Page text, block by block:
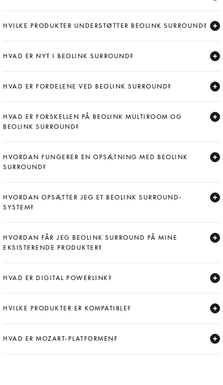
HVILKE PRODUKTER UNDERSTØTTER BEOLINK SURROUND?
HVAD ER NYT I BEOLINK SURROUND?
HVAD ER FORDELENE VED BEOLINK SURROUND?
HVAD ER FORSKELLEN PÅ BEOLINK MULTIROOM OG
BEOLINK SURROUND?
HVORDAN FUNGERER EN OPSÆTNING MED BEOLINK
SURROUND?
HVORDAN OPSÆTTER JEG ET BEOLINK SURROUND-
SYSTEM?
HVORDAN FÅR JEG BEOLINK SURROUND PÅ MINE
EKSISTERENDE PRODUKTER?
HVAD ER DIGITAL POWERLINK?
HVILKE PRODUKTER ER KOMPATIBLE?
HVAD ER MOZART-PLATFORMEN?